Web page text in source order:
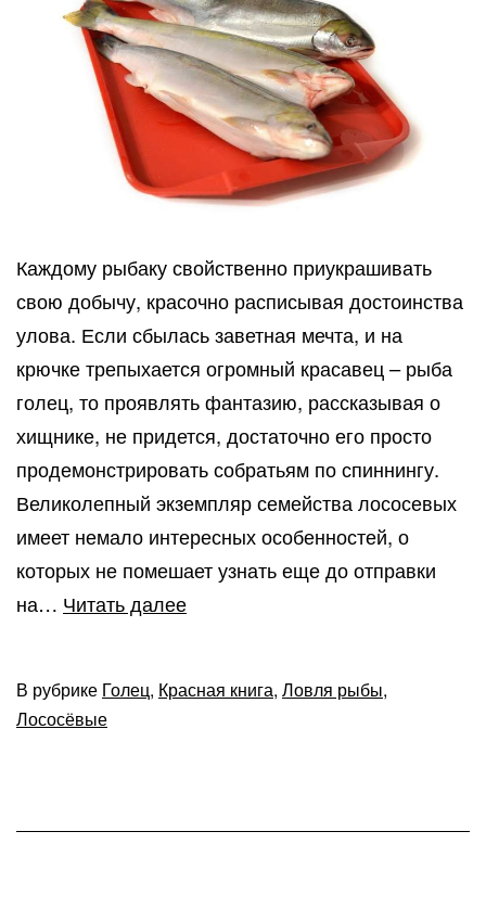
Каждому рыбаку свойственно приукрашивать
свою добычу, красочно расписывая достоинства
улова. Если сбылась заветная мечта, и на
крючке трепыхается огромный красавец – рыба
голец, то проявлять фантазию, рассказывая о
хищнике, не придется, достаточно его просто
продемонстрировать собратьям по спиннингу.
Великолепный экземпляр семейства лососевых
имеет немало интересных особенностей, о
которых не помешает узнать еще до отправки
на… Читать далееРыба
достойный
В рубрике Голец, Красная книга, Ловля рыбы,
Лососёвые